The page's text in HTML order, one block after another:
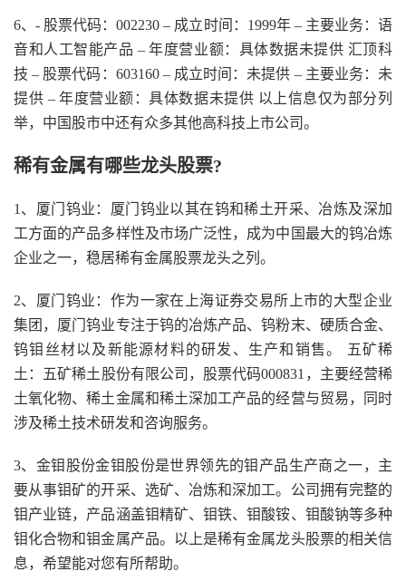
6、- 股票代码：002230 – 成立时间：1999年 – 主要业务：语
音和人工智能产品 – 年度营业额：具体数据未提供 汇顶科
技 – 股票代码：603160 – 成立时间：未提供 – 主要业务：未
提供 – 年度营业额：具体数据未提供 以上信息仅为部分列
举，中国股市中还有众多其他高科技上市公司。
稀有金属有哪些龙头股票?
1、厦门钨业：厦门钨业以其在钨和稀土开采、冶炼及深加
工方面的产品多样性及市场广泛性，成为中国最大的钨冶炼
企业之一，稳居稀有金属股票龙头之列。
2、厦门钨业：作为一家在上海证券交易所上市的大型企业
集团，厦门钨业专注于钨的冶炼产品、钨粉末、硬质合金、
钨钼丝材以及新能源材料的研发、生产和销售。 五矿稀
土：五矿稀土股份有限公司，股票代码000831，主要经营稀
土氧化物、稀土金属和稀土深加工产品的经营与贸易，同时
涉及稀土技术研发和咨询服务。
3、金钼股份金钼股份是世界领先的钼产品生产商之一，主
要从事钼矿的开采、选矿、冶炼和深加工。公司拥有完整的
钼产业链，产品涵盖钼精矿、钼铁、钼酸铵、钼酸钠等多种
钼化合物和钼金属产品。以上是稀有金属龙头股票的相关信
息，希望能对您有所帮助。